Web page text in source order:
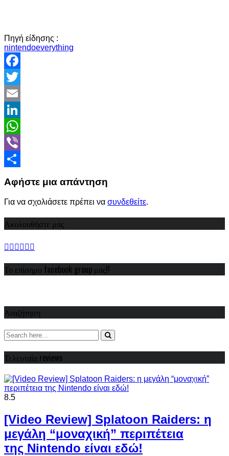
Πηγή είδησης :
nintendoeverything
Facebook
Twitter
Email
LinkedIn
WhatsApp
Viber
Αφήστε μια απάντηση
Για να σχολιάσετε πρέπει να συνδεθείτε.
Ακολουθήστε μας
Το επίσημο facebook group μας!!
Αναζήτηση
Τελευταία reviews
8.5
[Video Review] Splatoon Raiders: η
μεγάλη “μοναχική” περιπέτεια
της Nintendo είναι εδώ!